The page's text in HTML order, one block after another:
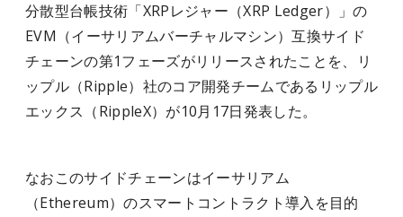
分散型台帳技術「XRPレジャー（XRP Ledger）」の
EVM（イーサリアムバーチャルマシン）互換サイド
チェーンの第1フェーズがリリースされたことを、リ
ップル（Ripple）社のコア開発チームであるリップル
エックス（RippleX）が10月17日発表した。
なおこのサイドチェーンはイーサリアム
（Ethereum）のスマートコントラクト導入を目的